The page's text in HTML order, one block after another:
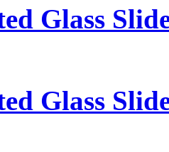
Glass
Glass